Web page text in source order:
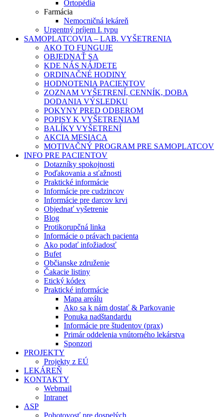
Ortopédia
Farmácia
Nemocničná lekáreň
Urgentný príjem I. typu
SAMOPLATCOVIA – LAB. VYŠETRENIA
AKO TO FUNGUJE
OBJEDNAŤ SA
KDE NÁS NÁJDETE
ORDINAČNÉ HODINY
HODNOTENIA PACIENTOV
ZOZNAM VYŠETRENÍ, CENNÍK, DOBA
DODANIA VÝSLEDKU
POKYNY PRED ODBEROM
POPISY K VYŠETRENIAM
BALÍKY VYŠETRENÍ
AKCIA MESIACA
MOTIVAČNÝ PROGRAM PRE SAMOPLATCOV
INFO PRE PACIENTOV
Dotazníky spokojnosti
Poďakovania a sťažnosti
Praktické informácie
Informácie pre cudzincov
Informácie pre darcov krvi
Objednať vyšetrenie
Blog
Protikorupčná linka
Informácie o právach pacienta
Ako podať infožiadosť
Bufet
Občianske združenie
Čakacie listiny
Etický kódex
Praktické informácie
Mapa areálu
Ako sa k nám dostať & Parkovanie
Ponuka nadštandardu
Informácie pre študentov (prax)
Primár oddelenia vnútorného lekárstva
Sponzori
PROJEKTY
Projekty z EÚ
LEKÁREŇ
KONTAKTY
Webmail
Intranet
ASP
Pohotovosť pre dospelých